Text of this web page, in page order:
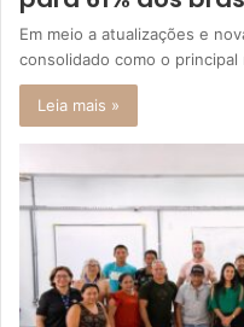
Em meio a atualizações e
consolidado como o
Leia mais »